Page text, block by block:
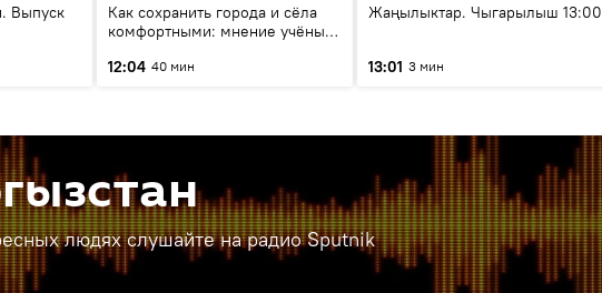
Выпуск
Как сохранить города и сёла
комфортными: мнение учёных
12:04 40 мин
Жаңылыктар. Чыгарылыш 13:00
13:01 3 мин
людях слушайте на радио Sputnik